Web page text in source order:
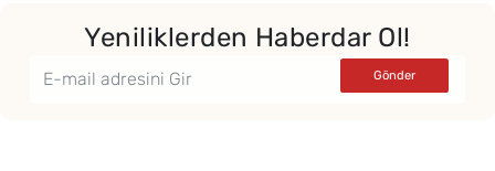
Yeniliklerden Haberdar Ol!